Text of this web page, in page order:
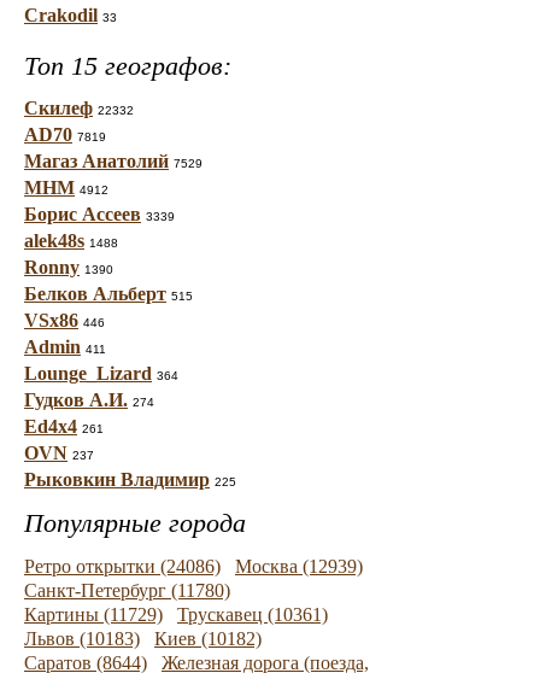
Crakodil 33
Топ 15 географов:
Скилеф 22332
AD70 7819
Магаз Анатолий 7529
МНМ 4912
Борис Ассеев 3339
alek48s 1488
Ronny 1390
Белков Альберт 515
VSx86 446
Admin 411
Lounge_Lizard 364
Гудков А.И. 274
Ed4x4 261
OVN 237
Рыковкин Владимир 225
Популярные города
Ретро открытки (24086)
Москва (12939)
Санкт-Петербург (11780)
Картины (11729)
Трускавец (10361)
Львов (10183)
Киев (10182)
Саратов (8644)
Железная дорога (поезда,